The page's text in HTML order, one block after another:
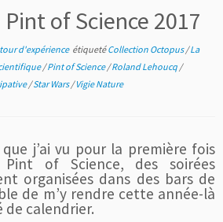
of Science 2017
d'expérience étiquetéCollection Octopus/La
/Pint of Science/Roland Lehoucq /
/Star Wars/Vigie Nature
que j’ai vu pour la première fois
of Science, des soirées
organisées dans des bars de
de m’y rendre cette année-là
calendrier.